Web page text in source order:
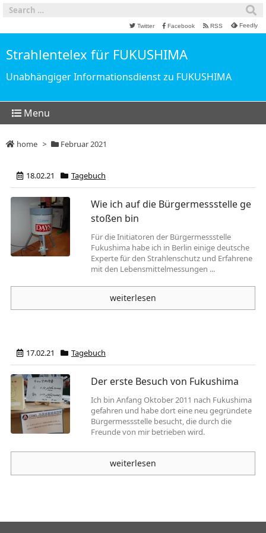
Strahlentelex für FUKUSHIMA
Unabhängiger Informationsdienst zu FUKUSHIMA
Menu
Twitter Facebook RSS Feedly
home > Februar 2021
18.02.21 Tagebuch
Wie ich auf die Bürgermessstelle ge
stoßen bin
Für die Initiatoren der Bürgermessstelle
Fukushima habe ich in Berlin einige deutsche
Experte für den Strahlenschutz und Erfahrene
mit den Lebensmittelmessungen ...
weiterlesen
17.02.21 Tagebuch
Der erste Besuch von Fukushima
Ich bin Anfang Oktober 2011 nach Fukushima
gefahren und habe dort eine neu gegründete
Bürgermessstelle besucht, die durch die
Freunde von mir betrieben wird.
weiterlesen